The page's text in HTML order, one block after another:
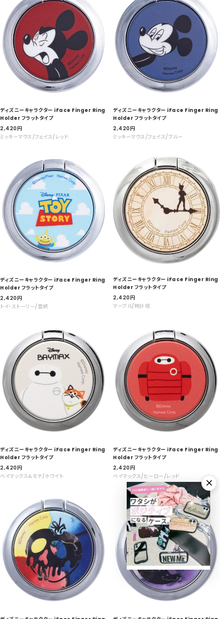
ディズニーキャラクター iFace Finger Ring
Holder フラットタイプ
セ
ー
2,420円
ミッキーマウス/フェイス/レッド
ディズニーキャラクター iFace Finger Ring
Holder フラットタイプ
セ
ー
2,420円
ミッキーマウス/フェイス/ブルー
ディズニーキャラクター iFace Finger Ring
Holder フラットタイプ
セ
ー
2,420円
トイ・ストーリー/雲柄
ディズニーキャラクター iFace Finger Ring
Holder フラットタイプ
セ
ー
2,420円
マーブル/時計塔
ディズニーキャラクター iFace Finger Ring
Holder フラットタイプ
セ
ー
2,420円
ベイマックス&モチ/ホワイト
ディズニーキャラクター iFace Finger Ring
Holder フラットタイプ
セ
ー
2,420円
ベイマックス/ヒーロー/レッド